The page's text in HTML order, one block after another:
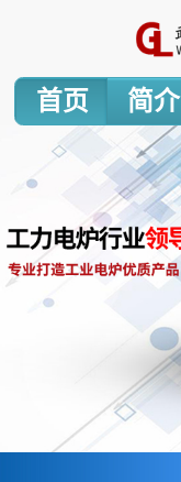
首页 简介